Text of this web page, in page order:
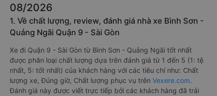
08/2026
1. Về chất lượng, review, đánh giá nhà xe Bình Sơn -
Quảng Ngãi Quận 9 - Sài Gòn
Xe đi Quận 9 - Sài Gòn từ Bình Sơn - Quảng Ngãi tốt nhất
được phân loại chất lượng dựa trên đánh giá từ 1 đến 5 (1: tệ
nhất, 5: tốt nhất) của khách hàng với các tiêu chí như: Chất
lượng xe, Đúng giờ, Chất lượng phục vụ trên Vexere.com.
Đánh giá này được viết trực tiếp bởi các khách hàng đã trải